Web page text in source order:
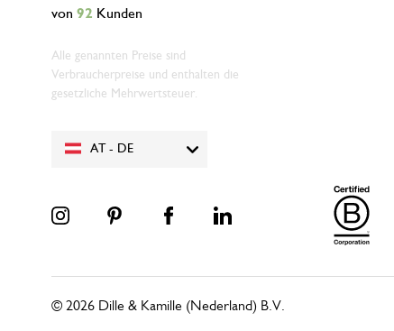
AT - DE
von 92 Kunden
Alle genannten Preise sind
Verbraucherpreise und enthalten die
gesetzliche Mehrwertsteuer.
© 2026 Dille & Kamille (Nederland) B.V.